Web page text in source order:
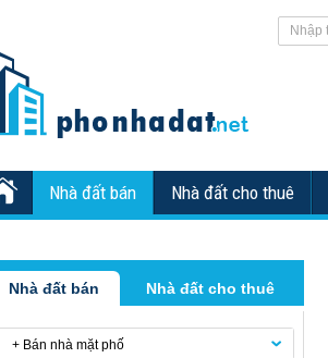
Nhà đất bán Nhà đất cho thuê
Nhà đất bán Nhà đất cho thuê
+ Bán nhà mặt phố